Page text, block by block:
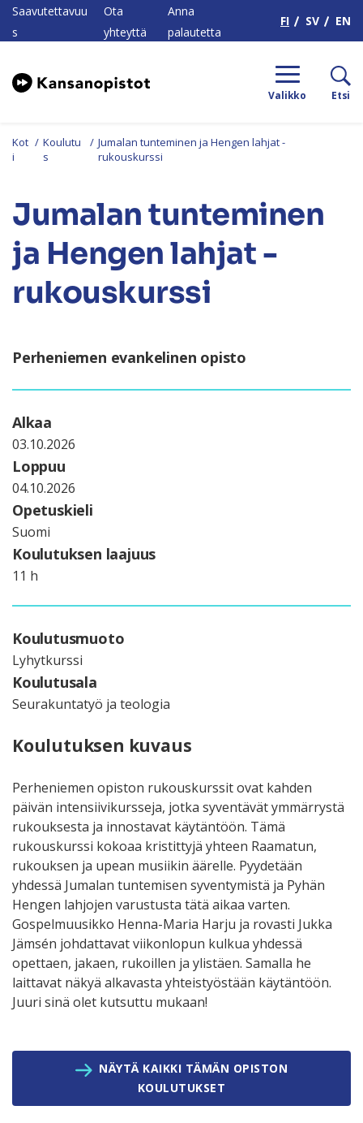
Saavutettavuu
s
Ota
yhteyttä
Anna
palautetta
FI SV EN
Valikko Etsi
Kot
i
/ Koulutu
s
/ Jumalan tunteminen ja Hengen lahjat -
rukouskurssi
Jumalan tunteminen
ja Hengen lahjat -
rukouskurssi
Perheniemen evankelinen opisto
Alkaa
03.10.2026
Loppuu
04.10.2026
Opetuskieli
Suomi
Koulutuksen laajuus
11 h
Koulutusmuoto
Lyhytkurssi
Koulutusala
Seurakuntatyö ja teologia
Koulutuksen kuvaus
Perheniemen opiston rukouskurssit ovat kahden
päivän intensiivikursseja, jotka syventävät ymmärrystä
rukouksesta ja innostavat käytäntöön. Tämä
rukouskurssi kokoaa kristittyjä yhteen Raamatun,
rukouksen ja upean musiikin äärelle. Pyydetään
yhdessä Jumalan tuntemisen syventymistä ja Pyhän
Hengen lahjojen varustusta tätä aikaa varten.
Gospelmuusikko Henna-Maria Harju ja rovasti Jukka
Jämsén johdattavat viikonlopun kulkua yhdessä
opettaen, jakaen, rukoillen ja ylistäen. Samalla he
laittavat näkyä alkavasta yhteistyöstään käytäntöön.
Juuri sinä olet kutsuttu mukaan!
NÄYTÄ KAIKKI TÄMÄN OPISTON
KOULUTUKSET